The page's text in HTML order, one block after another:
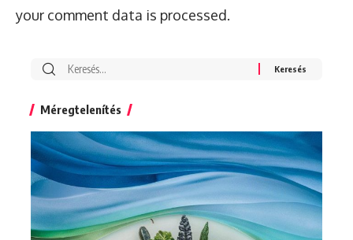
your comment data is processed.
Search
Méregtelenítés